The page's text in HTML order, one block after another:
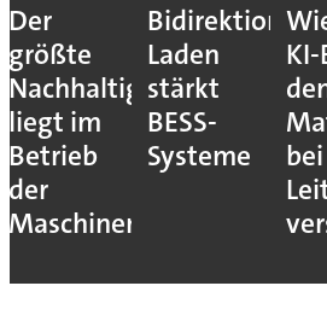
Der
größte
Nachhaltigkeitshebel
liegt im
Betrieb
der
Maschinen
Laden
stärkt
BESS-
Systeme
bei